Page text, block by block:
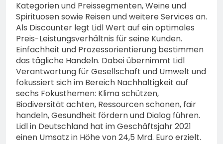
Kategorien und Preissegmenten, Weine und
Spirituosen sowie Reisen und weitere Services an.
Als Discounter legt Lidl Wert auf ein optimales
Preis-Leistungsverhältnis für seine Kunden.
Einfachheit und Prozessorientierung bestimmen
das tägliche Handeln. Dabei übernimmt Lidl
Verantwortung für Gesellschaft und Umwelt und
fokussiert sich im Bereich Nachhaltigkeit auf
sechs Fokusthemen: Klima schützen,
Biodiversität achten, Ressourcen schonen, fair
handeln, Gesundheit fördern und Dialog führen.
Lidl in Deutschland hat im Geschäftsjahr 2021
einen Umsatz in Höhe von 24,5 Mrd. Euro erzielt.